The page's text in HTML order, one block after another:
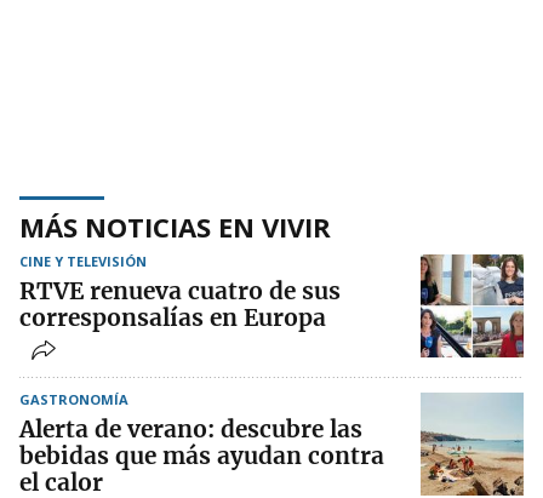
MÁS NOTICIAS EN VIVIR
CINE Y TELEVISIÓN
RTVE renueva cuatro de sus
corresponsalías en Europa
GASTRONOMÍA
Alerta de verano: descubre las
bebidas que más ayudan contra
el calor